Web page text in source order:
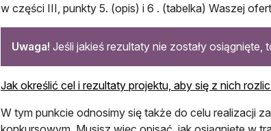
w części III, punkty 5. (opis) i 6 . (tabelka) Waszej
Uwaga! Jeśli jakieś rezultaty nie zostały
Jak określić cel i rezultaty projektu, aby się z nich
W tym punkcie odnosimy się także do celu realizacji